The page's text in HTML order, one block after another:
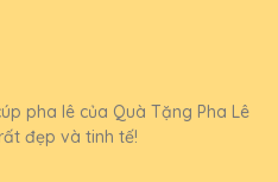
pha lê của Quà Tặng Pha Lê
đẹp và tinh tế!